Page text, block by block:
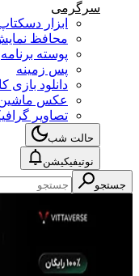
سرگرمی
ابزار
محافظ
پوسته برنامه
پس زمینه
دانلود بازی
عکس
تصاویر
حالت شب
نوتیفیکیشن
جستجو